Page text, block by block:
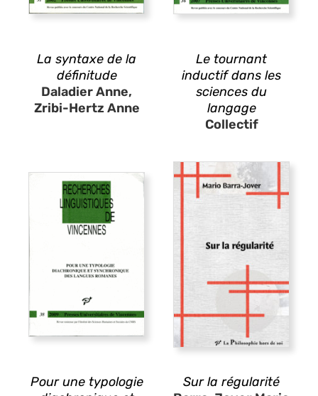
La syntaxe de la
définitude
Daladier Anne,
Zribi-Hertz Anne
Le tournant
inductif dans les
sciences du
langage
Collectif
Pour une typologie
Sur la régularité